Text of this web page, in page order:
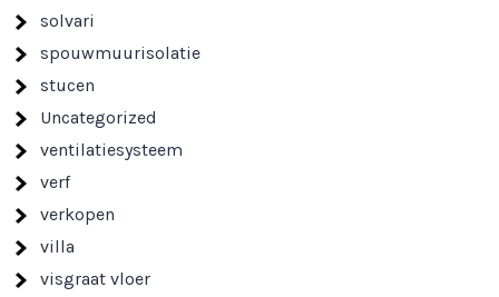
solvari
spouwmuurisolatie
stucen
Uncategorized
ventilatiesysteem
verf
verkopen
villa
visgraat vloer